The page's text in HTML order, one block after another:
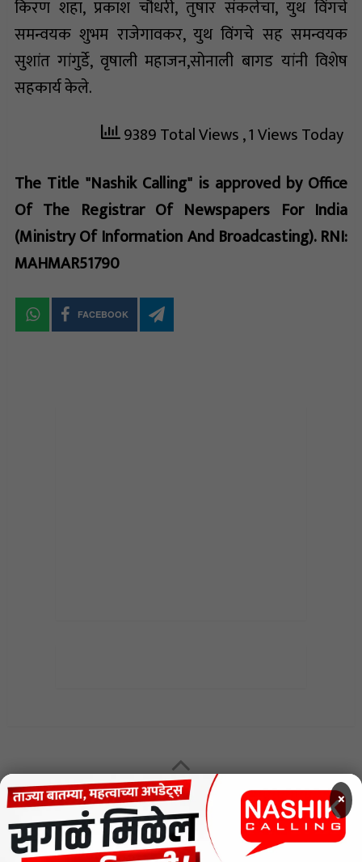
किरण शहा, प्रकाश चौधरी, तुषार संकलेचा, युथ विंगचे
समन्वयक शुभम राजेगावकर, युथ विंगचे सह समन्वयक
सुशांत गांगुर्डे, वृषाली महाजन,सोनाली बागड यांनी विशेष
सहकार्य केले.
9389 Total Views, 1 Views Today
The Title "Nashik Calling" is approved by Office
Of The Registrar Of Newspapers For India
(Ministry Of Information And Broadcasting). RNI:
MAHMAR51790
FACEBOOK
MENU
CODE OF ETHICS FOR DIGITAL NEWS WEBSITES
×